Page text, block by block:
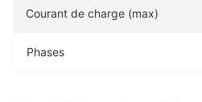
Courant de charge (max)
Phases